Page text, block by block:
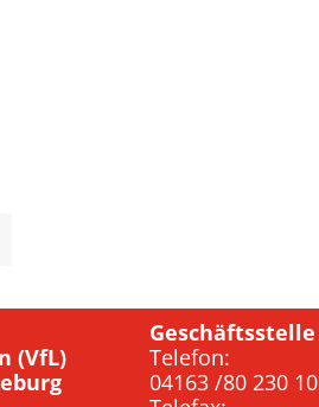
(VfL)
Geschäftsstelle
Telefon:
04163 /80 230 10